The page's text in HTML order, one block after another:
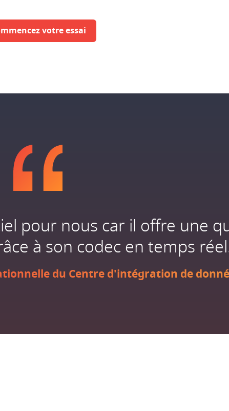
votre essai
pour nous car il offre une
à son codec en temps
du Centre d'intégration de